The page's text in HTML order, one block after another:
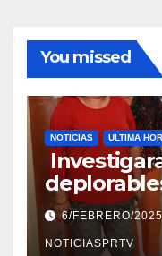
You missed
NOTICIAS ULTIMA
el
en6/FEBRERO/2025
NOTICIASPRTV